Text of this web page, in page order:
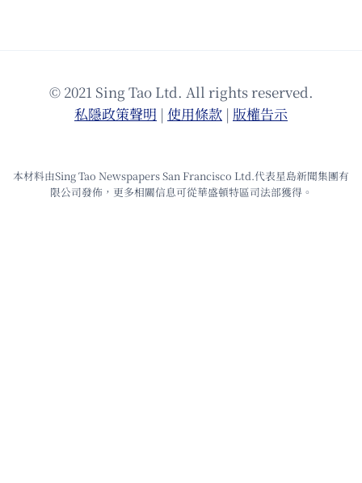
© 2021 Sing Tao Ltd. All rights reserved.
私隱政策聲明 | 使⽤條款 | 版權告⽰
本材料由Sing Tao Newspapers San Francisco Ltd.代表星島新聞集團有
限公司發佈，更多相關信息可從華盛頓特區司法部獲得。